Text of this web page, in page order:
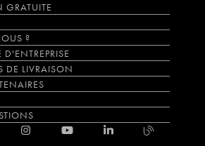
GRATUITE
?
D'ENTREPRISE
DE LIVRAISON